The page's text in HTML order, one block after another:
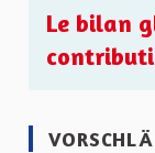
Le bilan